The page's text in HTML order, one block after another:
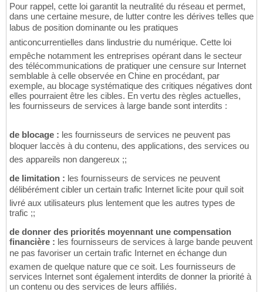
Pour rappel, cette loi garantit la neutralité du réseau et permet,
dans une certaine mesure, de lutter contre les dérives telles que
labus de position dominante ou les pratiques
anticoncurrentielles dans lindustrie du numérique. Cette loi
empêche notamment les entreprises opérant dans le secteur
des télécommunications de pratiquer une censure sur Internet
semblable à celle observée en Chine en procédant, par
exemple, au blocage systématique des critiques négatives dont
elles pourraient être les cibles. En vertu des règles actuelles,
les fournisseurs de services à large bande sont interdits :
de blocage : les fournisseurs de services ne peuvent pas
bloquer laccès à du contenu, des applications, des services ou
des appareils non dangereux ;;
de limitation : les fournisseurs de services ne peuvent
délibérément cibler un certain trafic Internet licite pour quil soit
livré aux utilisateurs plus lentement que les autres types de
trafic ;;
de donner des priorités moyennant une compensation
financière : les fournisseurs de services à large bande peuvent
ne pas favoriser un certain trafic Internet en échange dun
examen de quelque nature que ce soit. Les fournisseurs de
services Internet sont également interdits de donner la priorité à
un contenu ou des services de leurs affiliés.